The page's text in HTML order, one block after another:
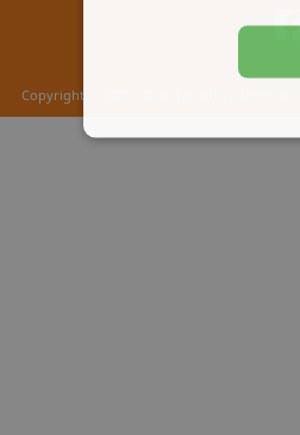
Copyright © 2000 - 2026 1A-Infosysteme.de